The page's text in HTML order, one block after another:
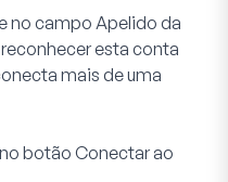
no campo Apelido da
esta conta
mais de uma
botão Conectar ao